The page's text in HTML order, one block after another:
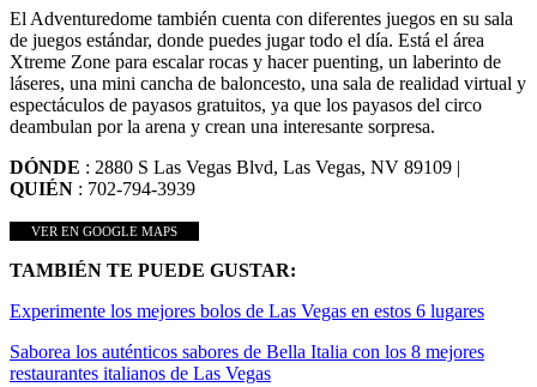
El Adventuredome también cuenta con diferentes juegos en su sala
de juegos estándar, donde puedes jugar todo el día. Está el área
Xtreme Zone para escalar rocas y hacer puenting, un laberinto de
láseres, una mini cancha de baloncesto, una sala de realidad virtual y
espectáculos de payasos gratuitos, ya que los payasos del circo
deambulan por la arena y crean una interesante sorpresa.
DÓNDE : 2880 S Las Vegas Blvd, Las Vegas, NV 89109 |
QUIÉN : 702-794-3939
VER EN GOOGLE MAPS
TAMBIÉN TE PUEDE GUSTAR:
Experimente los mejores bolos de Las Vegas en estos 6 lugares
Saborea los auténticos sabores de Bella Italia con los 8 mejores
restaurantes italianos de Las Vegas